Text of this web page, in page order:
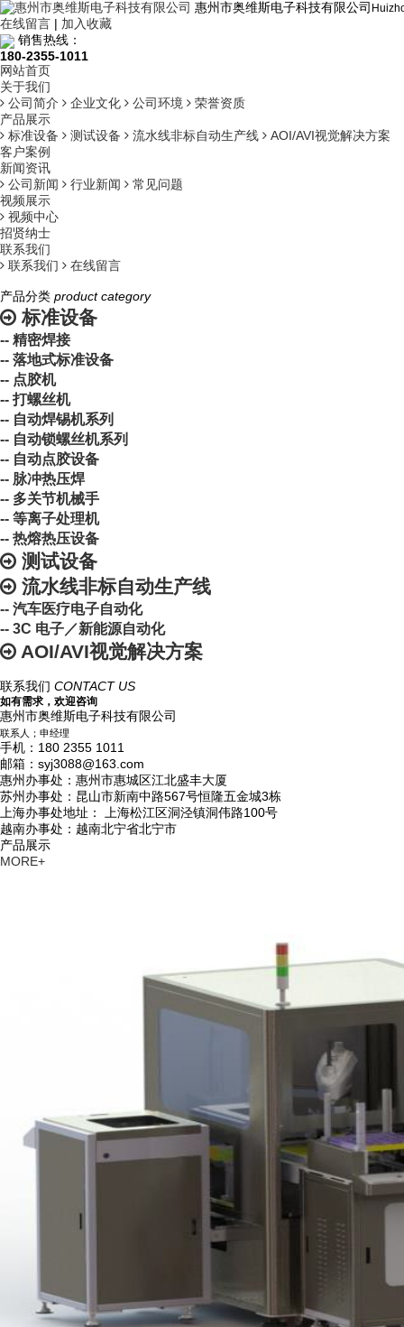
惠州市奥维斯电子科技有限公司
在线留言 | 加入收藏
销售热线：
180-2355-1011
网站首页
关于我们
公司简介
企业文化 公司环境
荣誉资质
产品展示
标准设备
测试设备 流水线非标自动生产线
AOI/AVI视觉解决方案
客户案例
新闻资讯
公司新闻
行业新闻
常见问题
视频展示
视频中心
招贤纳士
联系我们
联系我们
在线留言
产品分类 product category
标准设备
-- 精密焊接
-- 落地式标准设备
-- 点胶机
-- 打螺丝机
-- 自动焊锡机系列
-- 自动锁螺丝机系列
-- 自动点胶设备
-- 脉冲热压焊
-- 多关节机械手
-- 等离子处理机
-- 热熔热压设备
测试设备
流水线非标自动生产线
-- 汽车医疗电子自动化
-- 3C 电子／新能源自动化
AOI/AVI视觉解决方案
联系我们 CONTACT US
如有需求，欢迎咨询
惠州市奥维斯电子科技有限公司
联系人；申经理
手机：180 2355 1011
邮箱：syj3088@163.com
惠州办事处：惠州市惠城区江北盛丰大厦
苏州办事处：昆山市新南中路567号恒隆五金城3栋
上海办事处地址： 上海松江区洞泾镇洞伟路100号
越南办事处：越南北宁省北宁市
产品展示
MORE+